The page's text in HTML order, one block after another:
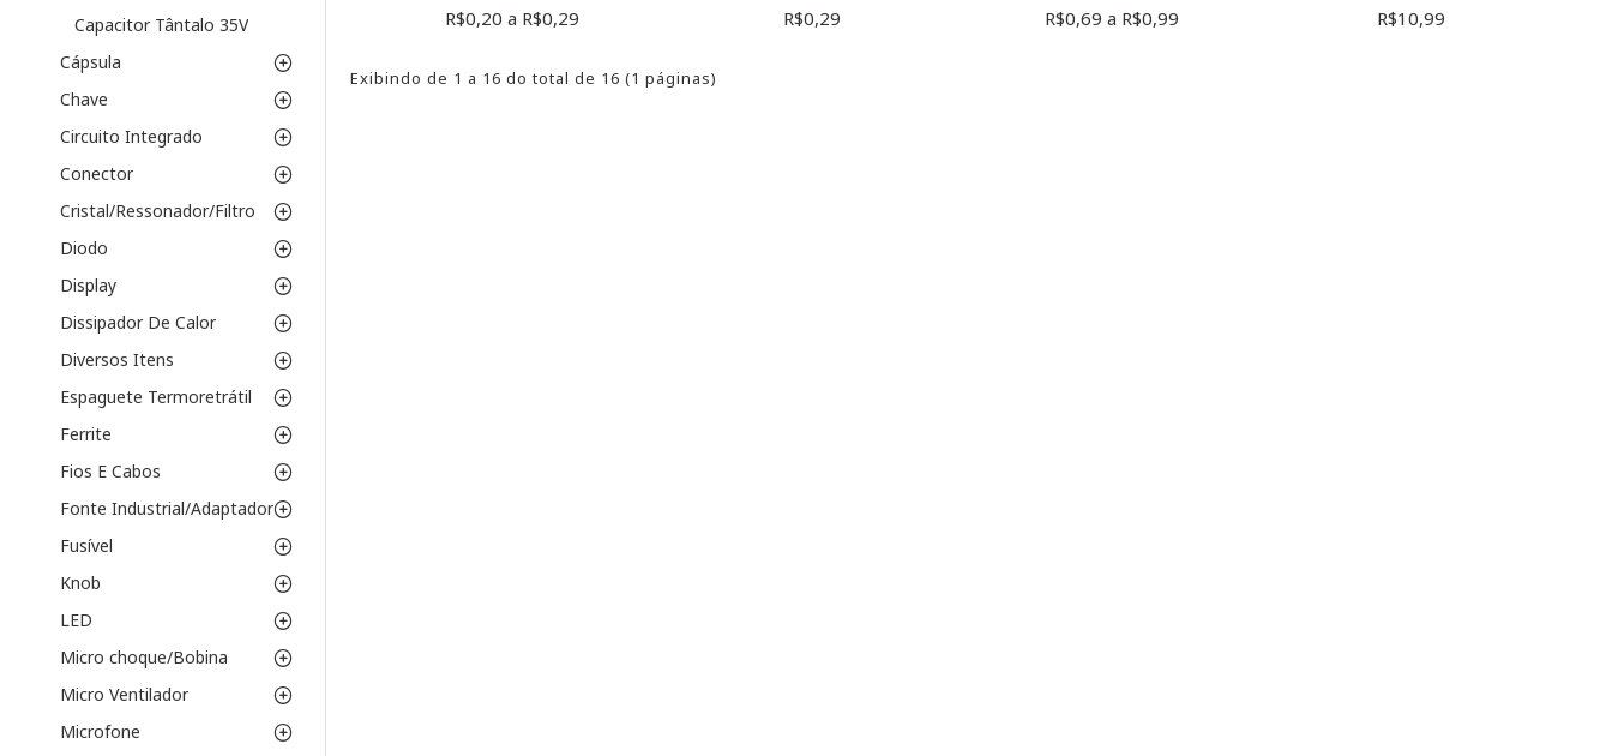
Capacitor Tântalo 35V
Cápsula
Chave
Circuito Integrado
Conector
Cristal/Ressonador/Filtro
Diodo
Display
Dissipador De Calor
Diversos Itens
Espaguete Termoretrátil
Ferrite
Fios E Cabos
Fonte Industrial/Adaptador
Fusível
Knob
LED
Micro choque/Bobina
Micro Ventilador
Microfone
R$0,20 a R$0,29
R$0,29
R$0,69 a R$0,99
R$10,99
Exibindo de 1 a 16 do total de 16 (1 páginas)